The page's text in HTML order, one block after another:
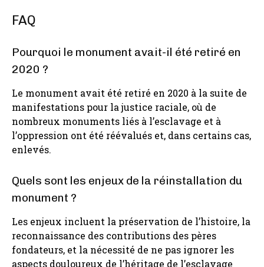
FAQ
Pourquoi le monument avait-il été retiré en
2020 ?
Le monument avait été retiré en 2020 à la suite de
manifestations pour la justice raciale, où de
nombreux monuments liés à l’esclavage et à
l’oppression ont été réévalués et, dans certains cas,
enlevés.
Quels sont les enjeux de la réinstallation du
monument ?
Les enjeux incluent la préservation de l’histoire, la
reconnaissance des contributions des pères
fondateurs, et la nécessité de ne pas ignorer les
aspects douloureux de l’héritage de l’esclavage